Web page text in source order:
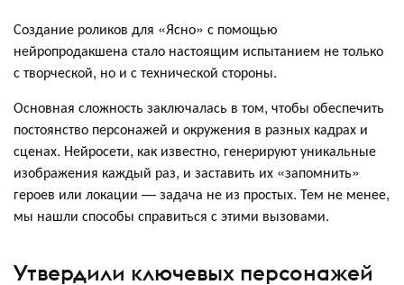
Создание роликов для «Ясно» с помощью
нейропродакшена стало настоящим испытанием не только
с творческой, но и с технической стороны.
Основная сложность заключалась в том, чтобы обеспечить
постоянство персонажей и окружения в разных кадрах и
сценах. Нейросети, как известно, генерируют уникальные
изображения каждый раз, и заставить их «запомнить»
героев или локации — задача не из простых. Тем не менее,
мы нашли способы справиться с этими вызовами.
Утвердили ключевых персонажей